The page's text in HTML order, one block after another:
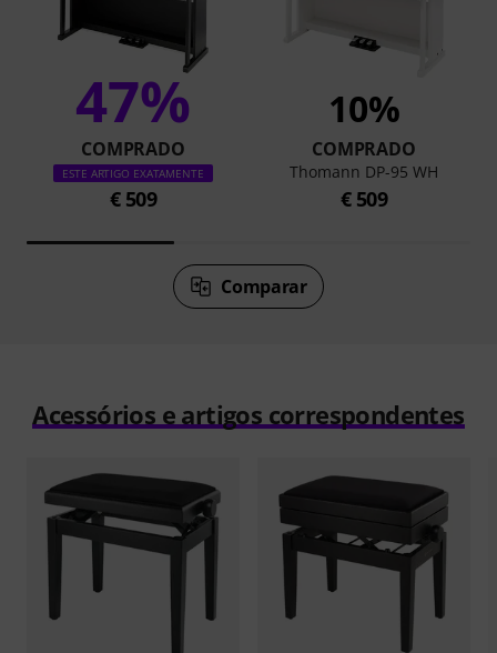
47%
COMPRADO
ESTE ARTIGO EXATAMENTE
€ 509
10%
COMPRADO
Thomann DP-95 WH
€ 509
Comparar
Acessórios e artigos correspondentes